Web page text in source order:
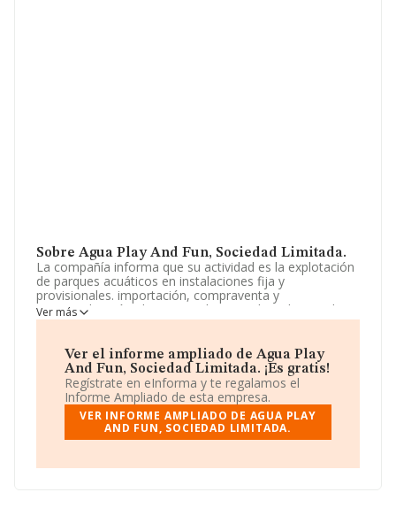
Sobre Agua Play And Fun, Sociedad Limitada.
La compañía informa que su actividad es la explotación
de parques acuáticos en instalaciones fija y
provisionales. importación, compraventa y
comercialización al mayor y al menor de todo tipo de
madera, muebles de madera y decoración de madera.
referencia CNAE corresponde a 'Actividades de los
parques de atracciones y los parques temáticos', cuyo
Código es 9321. La empresa es importadora.
La sociedad españolaAgua Play And Fun, Sociedad
Limitada, NIF B16508392, está situada en Calle
Historiador Joan Mari Cardona núm. 8 Piso 3 M,
Baleares, Islas Baleares.
Ver más
Ver el informe ampliado de Agua Play
And Fun, Sociedad Limitada. ¡Es gratis!
Regístrate en eInforma y te regalamos el
Informe Ampliado de esta empresa.
VER INFORME AMPLIADO DE AGUA PLAY
AND FUN, SOCIEDAD LIMITADA.